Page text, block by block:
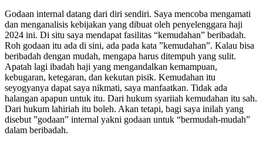
Godaan internal datang dari diri sendiri. Saya mencoba mengamati
dan menganalisis kebijakan yang dibuat oleh penyelenggara haji
2024 ini. Di situ saya mendapat fasilitas “kemudahan” beribadah.
Roh godaan itu ada di sini, ada pada kata ”kemudahan”. Kalau bisa
beribadah dengan mudah, mengapa harus ditempuh yang sulit.
Apatah lagi ibadah haji yang mengandalkan kemampuan,
kebugaran, ketegaran, dan kekutan pisik. Kemudahan itu
seyogyanya dapat saya nikmati, saya manfaatkan. Tidak ada
halangan apapun untuk itu. Dari hukum syariiah kemudahan itu sah.
Dari hukum lahiriah itu boleh. Akan tetapi, bagi saya inilah yang
disebut ”godaan” internal yakni godaan untuk “bermudah-mudah”
dalam beribadah.